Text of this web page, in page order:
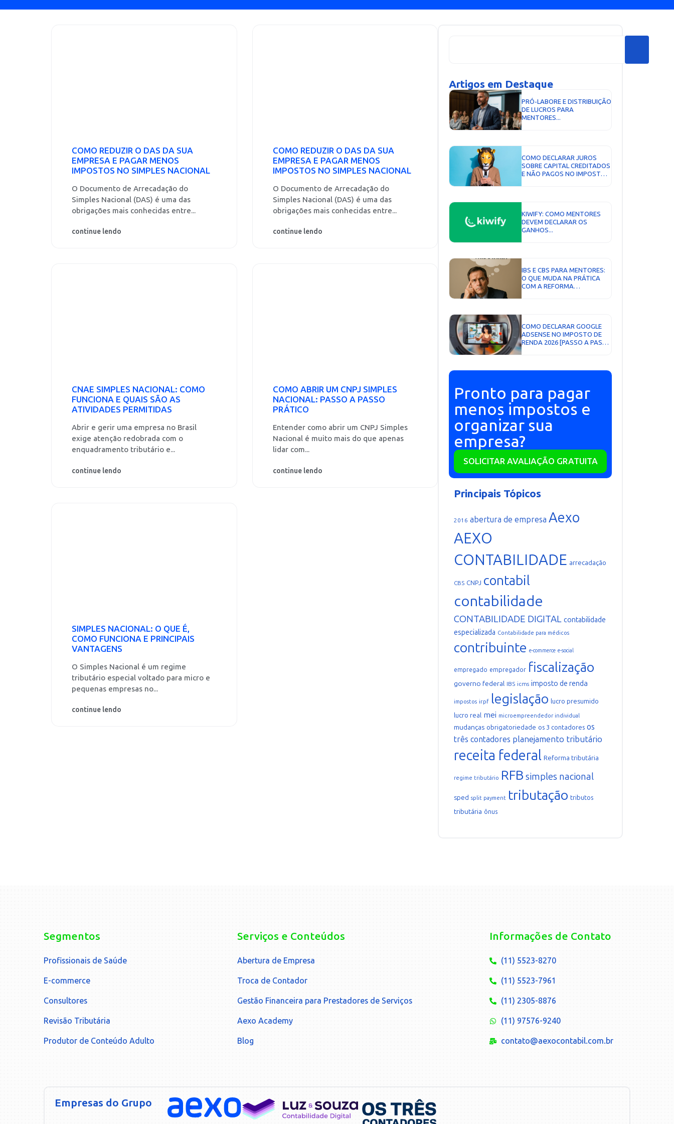
COMO REDUZIR O DAS DA SUA
EMPRESA E PAGAR MENOS
IMPOSTOS NO SIMPLES NACIONAL
O Documento de Arrecadação do
Simples Nacional (DAS) é uma das
obrigações mais conhecidas entre...
continue lendo
COMO REDUZIR O DAS DA SUA
EMPRESA E PAGAR MENOS
IMPOSTOS NO SIMPLES NACIONAL
O Documento de Arrecadação do
Simples Nacional (DAS) é uma das
obrigações mais conhecidas entre...
continue lendo
CNAE SIMPLES NACIONAL: COMO
FUNCIONA E QUAIS SÃO AS
ATIVIDADES PERMITIDAS
Abrir e gerir uma empresa no Brasil
exige atenção redobrada com o
enquadramento tributário e...
continue lendo
COMO ABRIR UM CNPJ SIMPLES
NACIONAL: PASSO A PASSO
PRÁTICO
Entender como abrir um CNPJ Simples
Nacional é muito mais do que apenas
lidar com...
continue lendo
SIMPLES NACIONAL: O QUE É,
COMO FUNCIONA E PRINCIPAIS
VANTAGENS
O Simples Nacional é um regime
tributário especial voltado para micro e
pequenas empresas no...
continue lendo
Artigos em Destaque
PRÓ-LABORE E DISTRIBUIÇÃO
DE LUCROS PARA
MENTORES...
COMO DECLARAR JUROS
SOBRE CAPITAL CREDITADOS
E NÃO PAGOS NO IMPOSTO
KIWIFY: COMO MENTORES
DEVEM DECLARAR OS
GANHOS...
IBS E CBS PARA MENTORES:
O QUE MUDA NA PRÁTICA
COM A REFORMA
COMO DECLARAR GOOGLE
ADSENSE NO IMPOSTO DE
RENDA 2026 [PASSO A PASSO
COMPLETO]...
Pronto para pagar
menos impostos e
organizar sua
empresa?
SOLICITAR AVALIAÇÃO GRATUITA
Principais Tópicos
2016 abertura de empresa Aexo
AEXO
CONTABILIDADE arrecadação
CBS CNPJ contabil
contabilidade
CONTABILIDADE DIGITAL contabilidade
especializada Contabilidade para médicos
contribuinte e-commerce e-social
empregado empregador fiscalização
governo federal IBS icms imposto de renda
impostos irpf legislação lucro presumido
lucro real mei microempreendedor individual
mudanças obrigatoriedade os 3 contadores os
três contadores planejamento tributário
receita federal Reforma tributária
regime tributário RFB simples nacional
sped split payment tributação tributos
tributária ônus
Segmentos
Profissionais de Saúde
E-commerce
Consultores
Revisão Tributária
Produtor de Conteúdo Adulto
Serviços e Conteúdos
Abertura de Empresa
Troca de Contador
Gestão Financeira para Prestadores de Serviços
Aexo Academy
Blog
Informações de Contato
(11) 5523-8270
(11) 5523-7961
(11) 2305-8876
(11) 97576-9240
contato@aexocontabil.com.br
Empresas do Grupo